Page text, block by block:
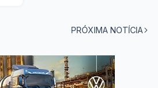
PRÓXIMA NOTÍCIA